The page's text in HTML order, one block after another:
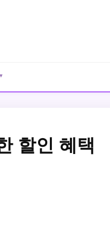
▼
할인 혜택